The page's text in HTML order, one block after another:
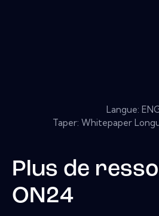
Langue:
Taper: Whitepaper
Plus de
ON24